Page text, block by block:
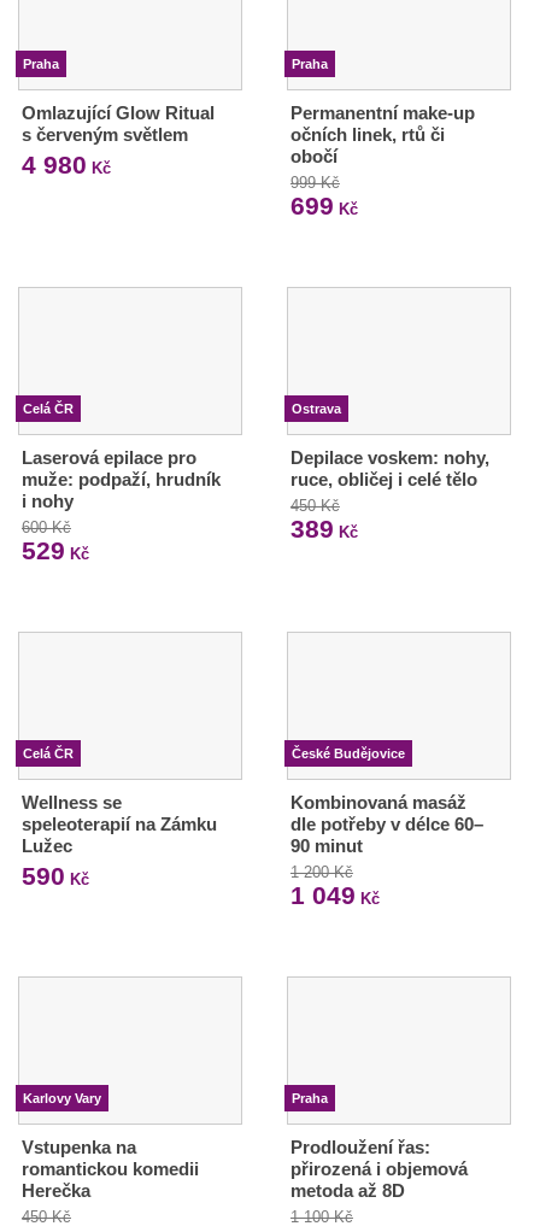
Praha
Omlazující Glow Ritual
s červeným světlem
4 980 Kč
Praha
Permanentní make-up
očních linek, rtů či
obočí
999 Kč
699 Kč
Celá ČR
Laserová epilace pro
muže: podpaží, hrudník
i nohy
600 Kč
529 Kč
Ostrava
Depilace voskem: nohy,
ruce, obličej i celé tělo
450 Kč
389 Kč
Celá ČR
Wellness se
speleoterapií na Zámku
Lužec
590 Kč
České Budějovice
Kombinovaná masáž
dle potřeby v délce 60–
90 minut
1 200 Kč
1 049 Kč
Karlovy Vary
Vstupenka na
romantickou komedii
Herečka
450 Kč
Praha
Prodloužení řas:
přirozená i objemová
metoda až 8D
1 100 Kč